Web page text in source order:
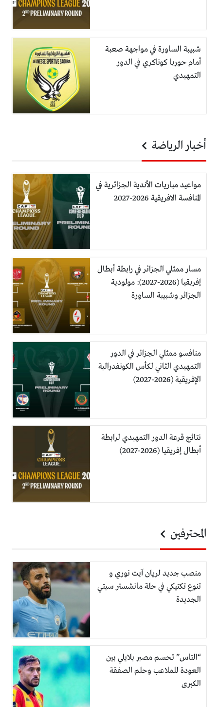
شبيبة الساورة في مواجهة صعبة
أمام حوريا كوناكري في الدور
التمهيدي
أخبار الرياضة
مواعيد مباريات الأندية الجزائرية في
المنافسة الافريقية 2026-2027
مسار ممثلي الجزائر في رابطة أبطال
إفريقيا (2026-2027): مولودية
الجزائر وشبيبة الساورة
منافسو ممثلي الجزائر في الدور
التمهيدي الثاني لكأس الكونفدرالية
الإفريقية (2026-2027)
نتائج قرعة الدور التمهيدي لرابطة
أبطال إفريقيا (2026-2027)
المحترفين
منصب جديد لريان آيت نوري و
تنوع تكتيكي في حلة مانشستر سيتي
الجديدة
“التاس” تحسم مصير بلايلي بين
العودة للملاعب وحلم الصفقة
الكبرى